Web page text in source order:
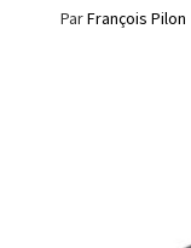
ParFrançois Pilon